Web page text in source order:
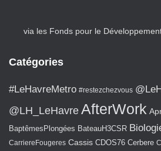
via les Fonds pour le
Catégories
#LeHavreMetro #restezchezvous
@LH_LeHavre AfterWork
BaptêmesPlongées BateauH3CSR
CarriereFougeres Cassis CDOS76 Cerbere